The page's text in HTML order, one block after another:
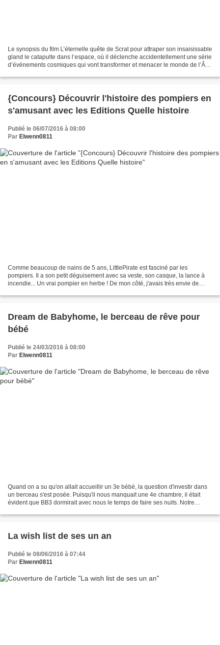
Le synopsis du film L’éternelle quête de Scrat pour attraper son insaisissable
gland le catapulte dans l’espace, où il déclenche accidentellement une série
d’événements cosmiques qui vont transformer et menacer le monde de l’Âge
{Concours} Découvrir l'histoire des pompiers en
s'amusant avec les Editions Quelle histoire
Publié le 06/07/2016 à 08:00
Par Elwenn0811
Comme beaucoup de nains de 5 ans, LittlePirate est fasciné par les
pompiers. Il a son petit déguisement avec sa veste, son casque, la lance à
incendie... Un vrai pompier en herbe ! De mon côté, j'avais très envie de
Dream de Babyhome, le berceau de rêve pour
bébé
Publié le 24/03/2016 à 08:00
Par Elwenn0811
Quand on a su qu'on allait accueillir un 3e bébé, la question d'investir dans
un berceau s'est posée. Puisqu'il nous manquait une 4e chambre, il était
évident que BB3 dormirait avec nous le temps de faire ses nuits. Notre
La wish list de ses un an
Publié le 08/06/2016 à 07:44
Par Elwenn0811